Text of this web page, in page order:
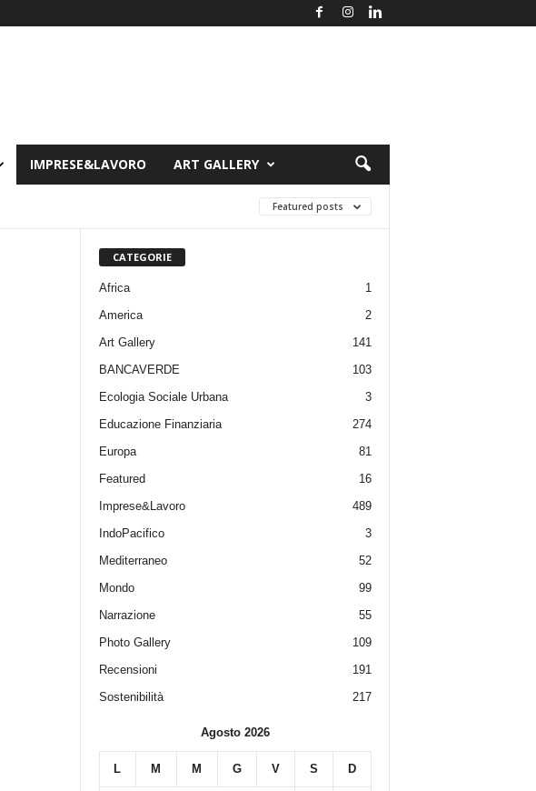
IMPRESE&LAVORO ART GALLERY
Featured posts
CATEGORIE
Africa
1
America
2
Art Gallery
141
BANCAVERDE
103
Ecologia Sociale Urbana
3
Educazione Finanziaria
274
Europa
81
Featured
16
Imprese&Lavoro
489
IndoPacifico
3
Mediterraneo
52
Mondo
99
Narrazione
55
Photo Gallery
109
Recensioni
191
Sostenibilità
217
Agosto 2026
L M M G V S D